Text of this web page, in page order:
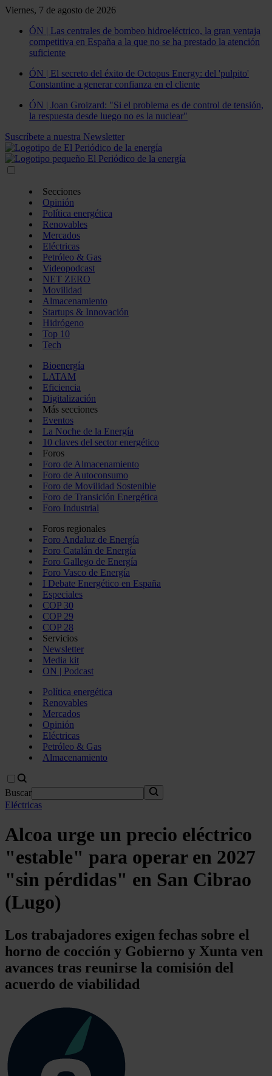
Viernes, 7 de agosto de 2026
ÓN | Las centrales de bombeo hidroeléctrico, la gran ventaja
competitiva en España a la que no se ha prestado la atención
suficiente
ÓN | El secreto del éxito de Octopus Energy: del 'pulpito'
Constantine a generar confianza en el cliente
ÓN | Joan Groizard: "Si el problema es de control de tensión,
la respuesta desde luego no es la nuclear"
Suscríbete a nuestra Newsletter
Secciones
Opinión
Política energética
Renovables
Mercados
Eléctricas
Petróleo & Gas
Videopodcast
NET ZERO
Movilidad
Almacenamiento
Startups & Innovación
Hidrógeno
Top 10
Tech
Bioenergía
LATAM
Eficiencia
Digitalización
Más secciones
Eventos
La Noche de la Energía
10 claves del sector energético
Foros
Foro de Almacenamiento
Foro de Autoconsumo
Foro de Movilidad Sostenible
Foro de Transición Energética
Foro Industrial
Foros regionales
Foro Andaluz de Energía
Foro Catalán de Energía
Foro Gallego de Energía
Foro Vasco de Energía
I Debate Energético en España
Especiales
COP 30
COP 29
COP 28
Servicios
Newsletter
Media kit
ON | Podcast
Política energética
Renovables
Mercados
Opinión
Eléctricas
Petróleo & Gas
Almacenamiento
Buscar
Eléctricas
Alcoa urge un precio eléctrico
"estable" para operar en 2027
"sin pérdidas" en San Cibrao
(Lugo)
Los trabajadores exigen fechas sobre el
horno de cocción y Gobierno y Xunta ven
avances tras reunirse la comisión del
acuerdo de viabilidad